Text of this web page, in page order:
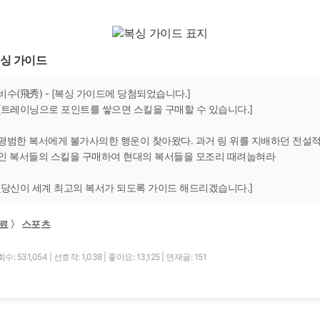
가이드
수(飛秀) - [복싱 가이드에 당첨되었습니다.]
레이닝으로 포인트를 쌓으면 스킬을 구매할 수 있습니다.]
범한 복서에게 불가사의한 행운이 찾아왔다. 과거 링 위를 지배하던 전설
복서들의 스킬을 구매하여 현대의 복서들을 모조리 때려눕혀라
신이 세계 최고의 복서가 되도록 가이드 해드리겠습니다.]
〉 스포츠
수: 531,054 선호작: 1,038 좋아요: 13,125 연재글: 151